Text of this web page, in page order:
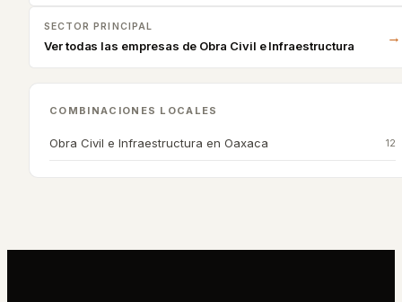
SECTOR PRINCIPAL
Ver todas las empresas de Obra Civil e Infraestructura →
COMBINACIONES LOCALES
Obra Civil e Infraestructura en Oaxaca 12